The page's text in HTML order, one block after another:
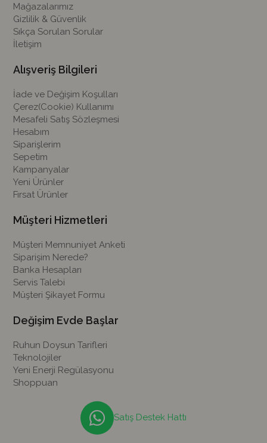
Mağazalarımız
Gizlilik & Güvenlik
Sıkça Sorulan Sorular
İletişim
Alışveriş Bilgileri
İade ve Değişim Koşulları
Çerez(Cookie) Kullanımı
Mesafeli Satış Sözleşmesi
Hesabım
Siparişlerim
Sepetim
Kampanyalar
Yeni Ürünler
Fırsat Ürünler
Müşteri Hizmetleri
Müşteri Memnuniyet Anketi
Siparişim Nerede?
Banka Hesapları
Servis Talebi
Müşteri Şikayet Formu
Değişim Evde Başlar
Ruhun Doysun Tarifleri
Teknolojiler
Yeni Enerji Regülasyonu
Shoppuan
Satış Destek Hattı